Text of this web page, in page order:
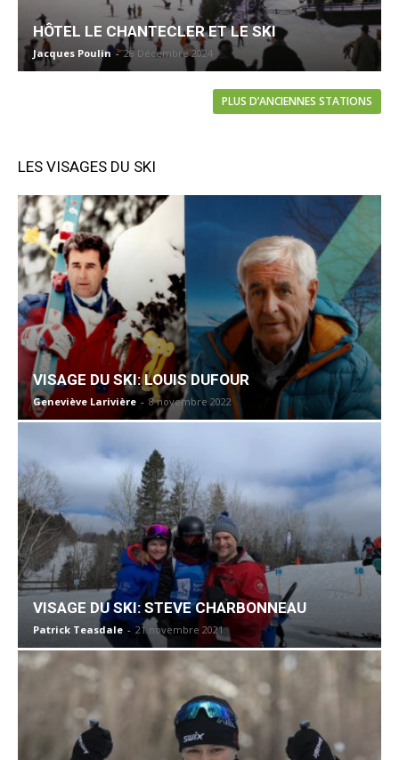
HÔTEL LE CHANTECLER ET LE SKI
Jacques Poulin - 28 Décembre 2024
PLUS D’ANCIENNES STATIONS
LES VISAGES DU SKI
VISAGE DU SKI: LOUIS DUFOUR
Geneviève Larivière - 8 novembre 2022
VISAGE DU SKI: STEVE CHARBONNEAU
Patrick Teasdale - 21 novembre 2021